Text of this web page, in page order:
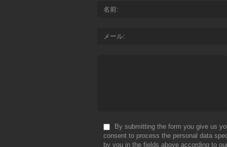
名前
メール
By submitting the form you give us
consent to process the personal data
by you in the fields above according to